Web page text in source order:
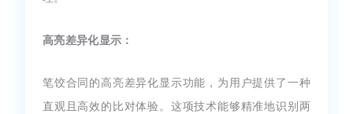
高亮差异化显示：
笔饺合同的高亮差异化显示功能，为用户提供了一种
直观且高效的比对体验。这项技术能够精准地识别两